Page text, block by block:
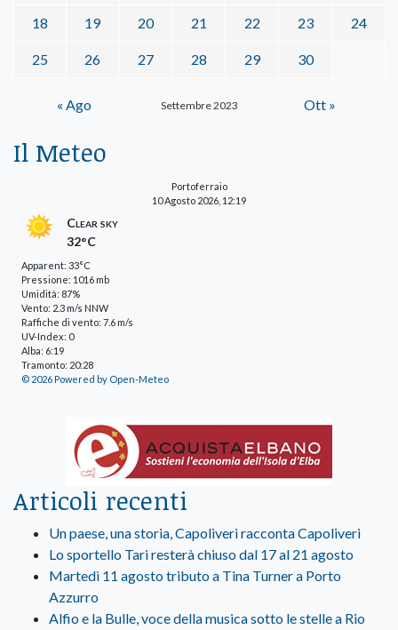
Settembre 2023
18 19 20 21 22 23 24
25 26 27 28 29 30
« Ago Ott »
Il Meteo
Portoferraio
10 Agosto 2026, 12:19
Clear sky
32°C
Apparent: 33°C
Pressione: 1016 mb
Umidità: 87%
Vento: 2.3 m/s NNW
Raffiche di vento: 7.6 m/s
UV-Index: 0
Alba: 6:19
Tramonto: 20:28
© 2026 Powered by Open-Meteo
Articoli recenti
Un paese, una storia, Capoliveri racconta Capoliveri
Lo sportello Tari resterà chiuso dal 17 al 21 agosto
Martedì 11 agosto tributo a Tina Turner a Porto
Azzurro
Alfio e la Bulle, voce della musica sotto le stelle a Rio